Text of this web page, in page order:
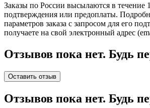
Заказы по России высылаются в течение
подтверждения или предоплаты.
параметров заказа с запросом для его
получаете на свой электронный адрес
Отзывов пока нет. Будь
Оставить отзыв
Отзывов пока нет. Будь